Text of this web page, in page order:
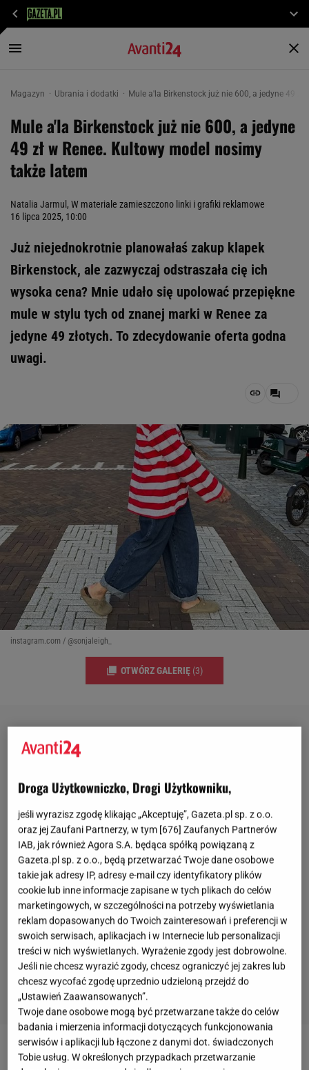
Magazyn Ubrania i dodatki Mule a'la Birkenstock już nie 600, a jedyne 49 zł
Mule a'la Birkenstock już nie 600, a jedyne
49 zł w Renee. Kultowy model nosimy
także latem
Natalia Jarmul , W materiale zamieszczono linki i grafiki reklamowe
16 lipca 2025, 10:00
Już niejednokrotnie planowałaś zakup klapek
Birkenstock, ale zazwyczaj odstraszała cię ich
wysoka cena? Mnie udało się upolować przepiękne
mule w stylu tych od znanej marki w Renee za
jedyne 49 złotych. To zdecydowanie oferta godna
uwagi.
instagram.com / @sonjaleigh_
OTWÓRZ GALERIĘ (3)
Jeśli szukasz modnych, ale jednocześnie
Droga Użytkowniczko, Drogi Użytkowniku,
jeśli wyrazisz zgodę klikając „Akceptuję”, Gazeta.pl sp. z o.o.
oraz jej Zaufani Partnerzy, w tym [676] Zaufanych Partnerów
IAB, jak również Agora S.A. będąca spółką powiązaną z
Gazeta.pl sp. z o.o., będą przetwarzać Twoje dane osobowe
takie jak adresy IP, adresy e-mail czy identyfikatory plików
cookie lub inne informacje zapisane w tych plikach do celów
marketingowych, w szczególności na potrzeby wyświetlania
reklam dopasowanych do Twoich zainteresowań i preferencji w
swoich serwisach, aplikacjach i w Internecie lub personalizacji
treści w nich wyświetlanych. Wyrażenie zgody jest dobrowolne.
Jeśli nie chcesz wyrazić zgody, chcesz ograniczyć jej zakres lub
chcesz wycofać zgodę uprzednio udzieloną przejdź do
„Ustawień Zaawansowanych”.
Twoje dane osobowe mogą być przetwarzane także do celów
badania i mierzenia informacji dotyczących funkcjonowania
serwisów i aplikacji lub łączone z danymi dot. świadczonych
Tobie usług. W określonych przypadkach przetwarzanie